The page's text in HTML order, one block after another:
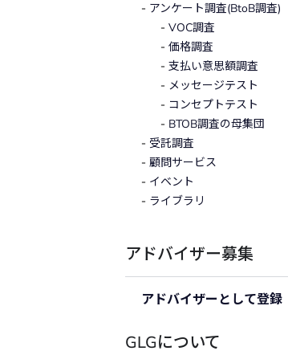
アンケート調査(BtoB調査)
VOC調査
価格調査
支払い意思額調査
メッセージテスト
コンセプトテスト
BTOB調査の母集団
受託調査
顧問サービス
イベント
ライブラリ
アドバイザー募集
アドバイザーとして登録
GLGについて